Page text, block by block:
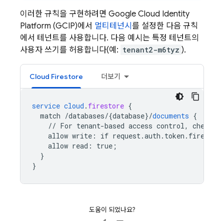
이러한 규칙을 구현하려면 Google Cloud Identity
Platform (GCIP)에서 멀티테넌시 를 설정한 다음 규칙
에서 테넌트를 사용합니다. 다음 예시는 특정 테넌트의
사용자 쓰기를 허용합니다(예: tenant2-m6tyz ).
Cloud Firestore 더보기
service cloud . firestore {
match /databases/{database}/documents {
// For tenant-based access control, check
allow write : if request.auth . token . firebase
allow read : true ;
}
}
도움이 되었나요?